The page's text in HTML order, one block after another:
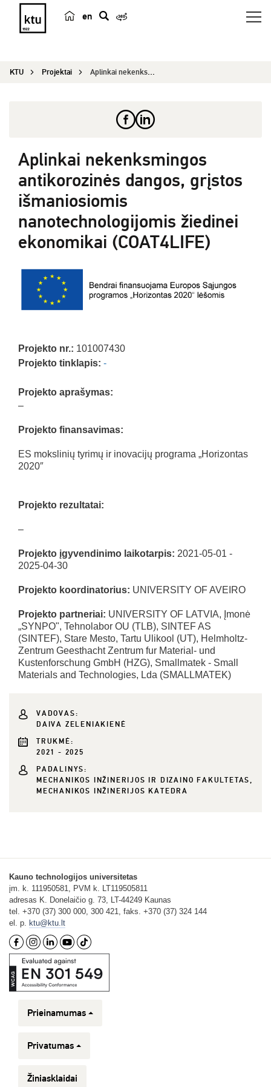
en
e
KTU Projektai Aplinkai nekenksmingos antikorozinės dangos, grį...
Aplinkai nekenksmingos
antikorozinės dangos, grįstos
išmaniosiomis
nanotechnologijomis žiedinei
ekonomikai (COAT4LIFE)
Projekto nr.: 101007430
Projekto tinklapis: -
Projekto aprašymas:
–
Projekto finansavimas:
ES mokslinių tyrimų ir inovacijų programa „Horizontas
2020″
Projekto rezultatai:
–
Projekto įgyvendinimo laikotarpis: 2021-05-01 -
2025-04-30
Projekto koordinatorius: UNIVERSITY OF AVEIRO
Projekto partneriai: UNIVERSITY OF LATVIA, Įmonė
„SYNPO", Tehnolabor OU (TLB), SINTEF AS
(SINTEF), Stare Mesto, Tartu Ulikool (UT), Helmholtz-
Zentrum Geesthacht Zentrum fur Material- und
Kustenforschung GmbH (HZG), Smallmatek - Small
Materials and Technologies, Lda (SMALLMATEK)
VADOVAS:
DAIVA ZELENIAKIENĖ
TRUKMĖ:
2021 - 2025
PADALINYS:
MECHANIKOS INŽINERIJOS IR DIZAINO FAKULTETAS,
MECHANIKOS INŽINERIJOS KATEDRA
Kauno technologijos universitetas
įm. k. 111950581, PVM k. LT119505811
adresas K. Donelaičio g. 73, LT-44249 Kaunas
tel. +370 (37) 300 000, 300 421, faks. +370 (37) 324 144
el. p. ktu@ktu.lt
Prieinamumas
Privatumas
Žiniasklaidai